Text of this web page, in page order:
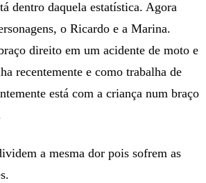
dentro daquela estatística. Agora
o Ricardo e a Marina.
direito em um acidente de moto e
recentemente e como trabalha de
está com a criança num braço
a mesma dor pois sofrem as